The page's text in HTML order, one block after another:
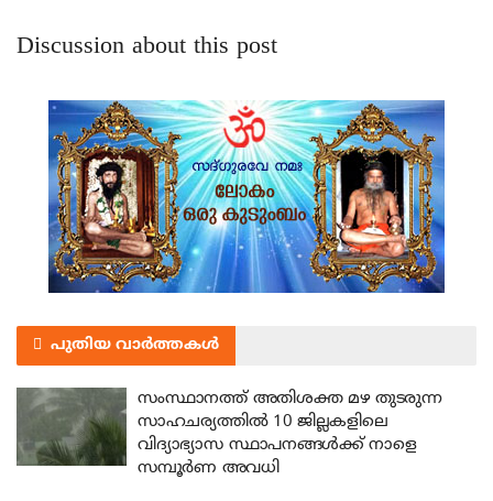
Discussion about this post
പുതിയ വാർത്തകൾ
സംസ്ഥാനത്ത് അതിശക്ത മഴ തുടരുന്ന
സാഹചര്യത്തിൽ 10 ജില്ലകളിലെ
വിദ്യാഭ്യാസ സ്ഥാപനങ്ങൾക്ക് നാളെ
സമ്പൂർണ അവധി